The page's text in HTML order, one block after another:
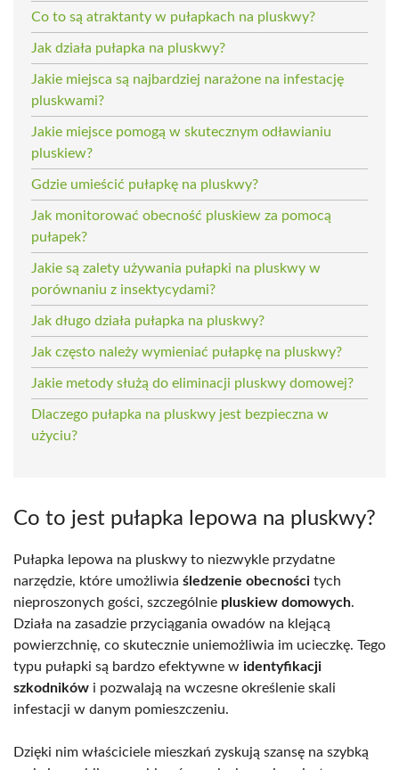
Co to są atraktanty w pułapkach na pluskwy?
Jak działa pułapka na pluskwy?
Jakie miejsca są najbardziej narażone na infestację
pluskwami?
Jakie miejsce pomogą w skutecznym odławianiu
pluskiew?
Gdzie umieścić pułapkę na pluskwy?
Jak monitorować obecność pluskiew za pomocą
pułapek?
Jakie są zalety używania pułapki na pluskwy w
porównaniu z insektycydami?
Jak długo działa pułapka na pluskwy?
Jak często należy wymieniać pułapkę na pluskwy?
Jakie metody służą do eliminacji pluskwy domowej?
Dlaczego pułapka na pluskwy jest bezpieczna w
użyciu?
Co to jest pułapka lepowa na pluskwy?
Pułapka lepowa na pluskwy to niezwykle przydatne
narzędzie, które umożliwia śledzenie obecności tych
nieproszonych gości, szczególnie pluskiew domowych.
Działa na zasadzie przyciągania owadów na klejącą
powierzchnię, co skutecznie uniemożliwia im ucieczkę. Tego
typu pułapki są bardzo efektywne w identyfikacji
szkodników i pozwalają na wczesne określenie skali
infestacji w danym pomieszczeniu.
Dzięki nim właściciele mieszkań zyskują szansę na szybką